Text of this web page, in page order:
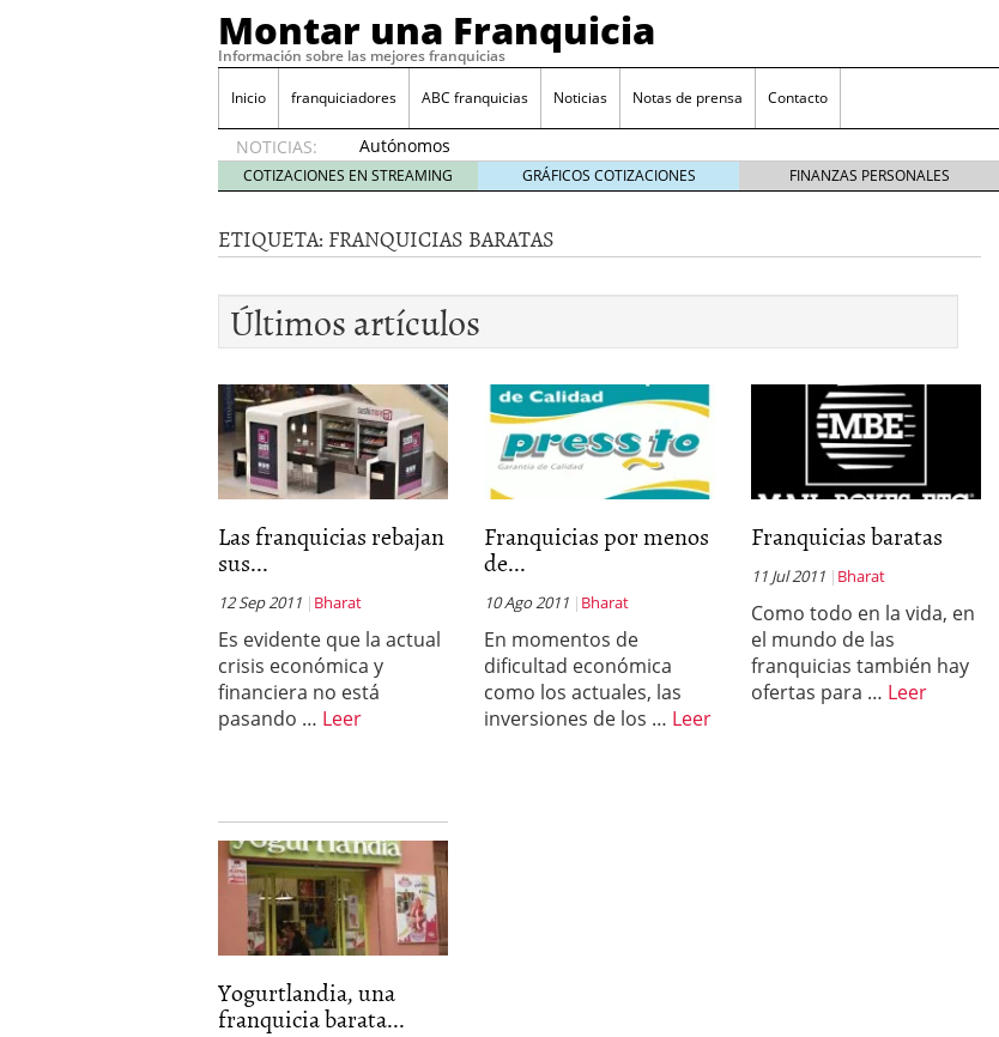
Montar una Franquicia
Información sobre las mejores franquicias
Inicio franquiciadores ABC franquicias Noticias Notas de prensa Contacto
NOTICIAS:
Autónomos
y baja
laboral
2014
¿Quieres ser emprendedor? Esto es lo que cuesta y las ayudas que puedes
tener 4 julio 2014
¿Está tu negocio listo para franquiciarse?
Eureka Vending: una opción práctica
COTIZACIONES EN STREAMING GRÁFICOS COTIZACIONES FINANZAS PERSONALES
ETIQUETA: FRANQUICIAS BARATAS
Últimos artículos
Las franquicias rebajan
sus...
12 Sep 2011 Bharat
Es evidente que la actual
crisis económica y
financiera no está
pasando … Leer
Franquicias por menos
de...
10 Ago 2011 Bharat
En momentos de
dificultad económica
como los actuales, las
inversiones de los … Leer
Franquicias baratas
11 Jul 2011 Bharat
Como todo en la vida, en
el mundo de las
franquicias también hay
ofertas para … Leer
Yogurtlandia, una
franquicia barata...